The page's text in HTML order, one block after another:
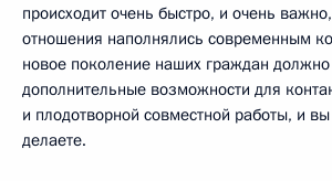
происходит очень быстро, и очень
отношения наполнялись современным
новое поколение наших граждан должно
дополнительные возможности для
и плодотворной совместной работы, и
делаете.